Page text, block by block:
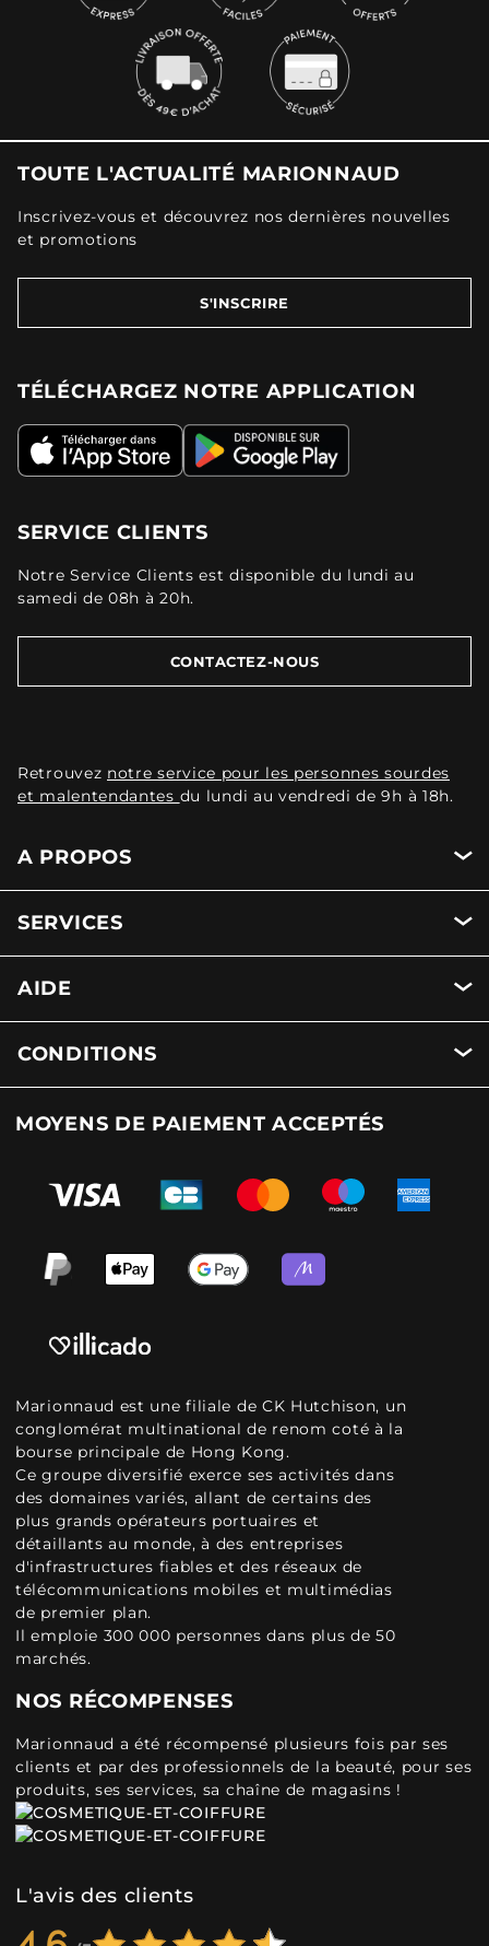
TOUTE L'ACTUALITÉ MARIONNAUD
Inscrivez-vous et découvrez nos dernières nouvelles
et promotions
S'INSCRIRE
TÉLÉCHARGEZ NOTRE APPLICATION
SERVICE CLIENTS
Notre Service Clients est disponible du lundi au
samedi de 08h à 20h.
CONTACTEZ-NOUS
Retrouvez notre service pour les personnes sourdes
et malentendantes du lundi au vendredi de 9h à 18h.
A PROPOS
SERVICES
AIDE
CONDITIONS
MOYENS DE PAIEMENT ACCEPTÉS
Marionnaud est une filiale de CK Hutchison, un
conglomérat multinational de renom coté à la
bourse principale de Hong Kong.
Ce groupe diversifié exerce ses activités dans
des domaines variés, allant de certains des
plus grands opérateurs portuaires et
détaillants au monde, à des entreprises
d'infrastructures fiables et des réseaux de
télécommunications mobiles et multimédias
de premier plan.
Il emploie 300 000 personnes dans plus de 50
marchés.
NOS RÉCOMPENSES
Marionnaud a été récompensé plusieurs fois par ses
clients et par des professionnels de la beauté, pour ses
produits, ses services, sa chaîne de magasins !
L'avis des clients